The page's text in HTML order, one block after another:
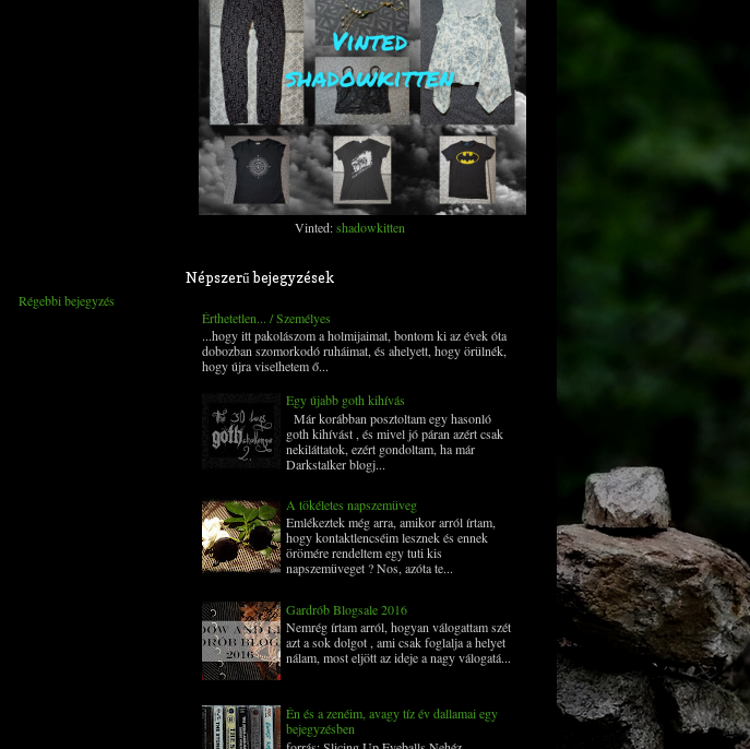
Régebbi bejegyzés
Vinted:shadowkitten
Népszerű bejegyzések
Érthetetlen... / Személyes
...hogy itt pakolászom a holmijaimat, bontom ki az évek óta
dobozban szomorkodó ruháimat, és ahelyett, hogy örülnék,
hogy újra viselhetem ő...
Egy újabb goth kihívás
Már korábban posztoltam egy hasonló
goth kihívást , és mivel jó páran azért csak
nekiláttatok, ezért gondoltam, ha már
Darkstalker blogj...
A tökéletes napszemüveg
Emlékeztek még arra, amikor arról írtam,
hogy kontaktlencséim lesznek és ennek
örömére rendeltem egy tuti kis
napszemüveget ? Nos, azóta te...
Gardrób Blogsale 2016
Nemrég írtam arról, hogyan válogattam szét
azt a sok dolgot , ami csak foglalja a helyet
nálam, most eljött az ideje a nagy válogatá...
Én és a zenéim, avagy tíz év dallamai egy
bejegyzésben